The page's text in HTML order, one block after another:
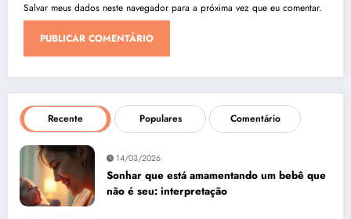
Salvar meus dados neste navegador para a próxima vez que eu comentar.
Recente Populares Comentário
14/03/2026
Sonhar que está amamentando um bebê que
não é seu: interpretação